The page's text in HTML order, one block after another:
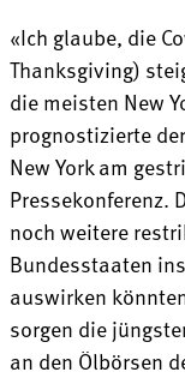
«Ich glaube, die
Thanksgiving)
die meisten New
prognostizierte
New York am
Pressekonferenz.
noch weitere
Bundesstaaten
auswirken
sorgen die
an den Ölbörsen